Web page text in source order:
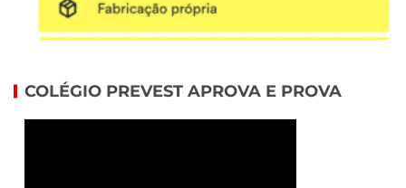
COLÉGIO PREVEST APROVA E PROVA